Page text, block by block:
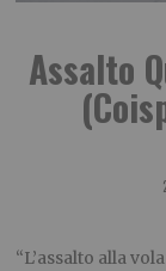
Assalto
“L’assalto alla